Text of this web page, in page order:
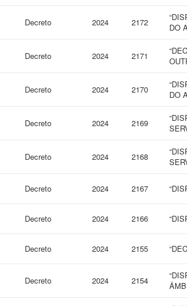
Decreto 2024 2172
DO
Decreto 2024 2171
Decreto 2024 2170
DO
Decreto 2024 2169
Decreto 2024 2168
Decreto 2024 2167
Decreto 2024 2166
Decreto 2024 2155
Decreto 2024 2154